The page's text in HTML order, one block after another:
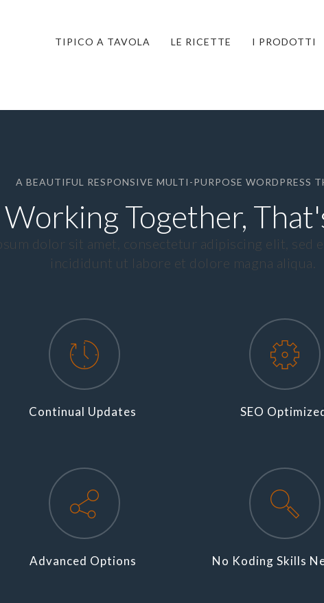
TIPICO A TAVOLA LE RICETTE I PRODOTTI
A BEAUTIFUL RESPONSIVE MULTI-PURPOSE WORDPRESS
Together,
dolor sit amet, consectetur adipiscing elit, sed
incididunt ut labore et dolore magna aliqua.
Continual Updates
Advanced Options
SEO
No Koding Skills